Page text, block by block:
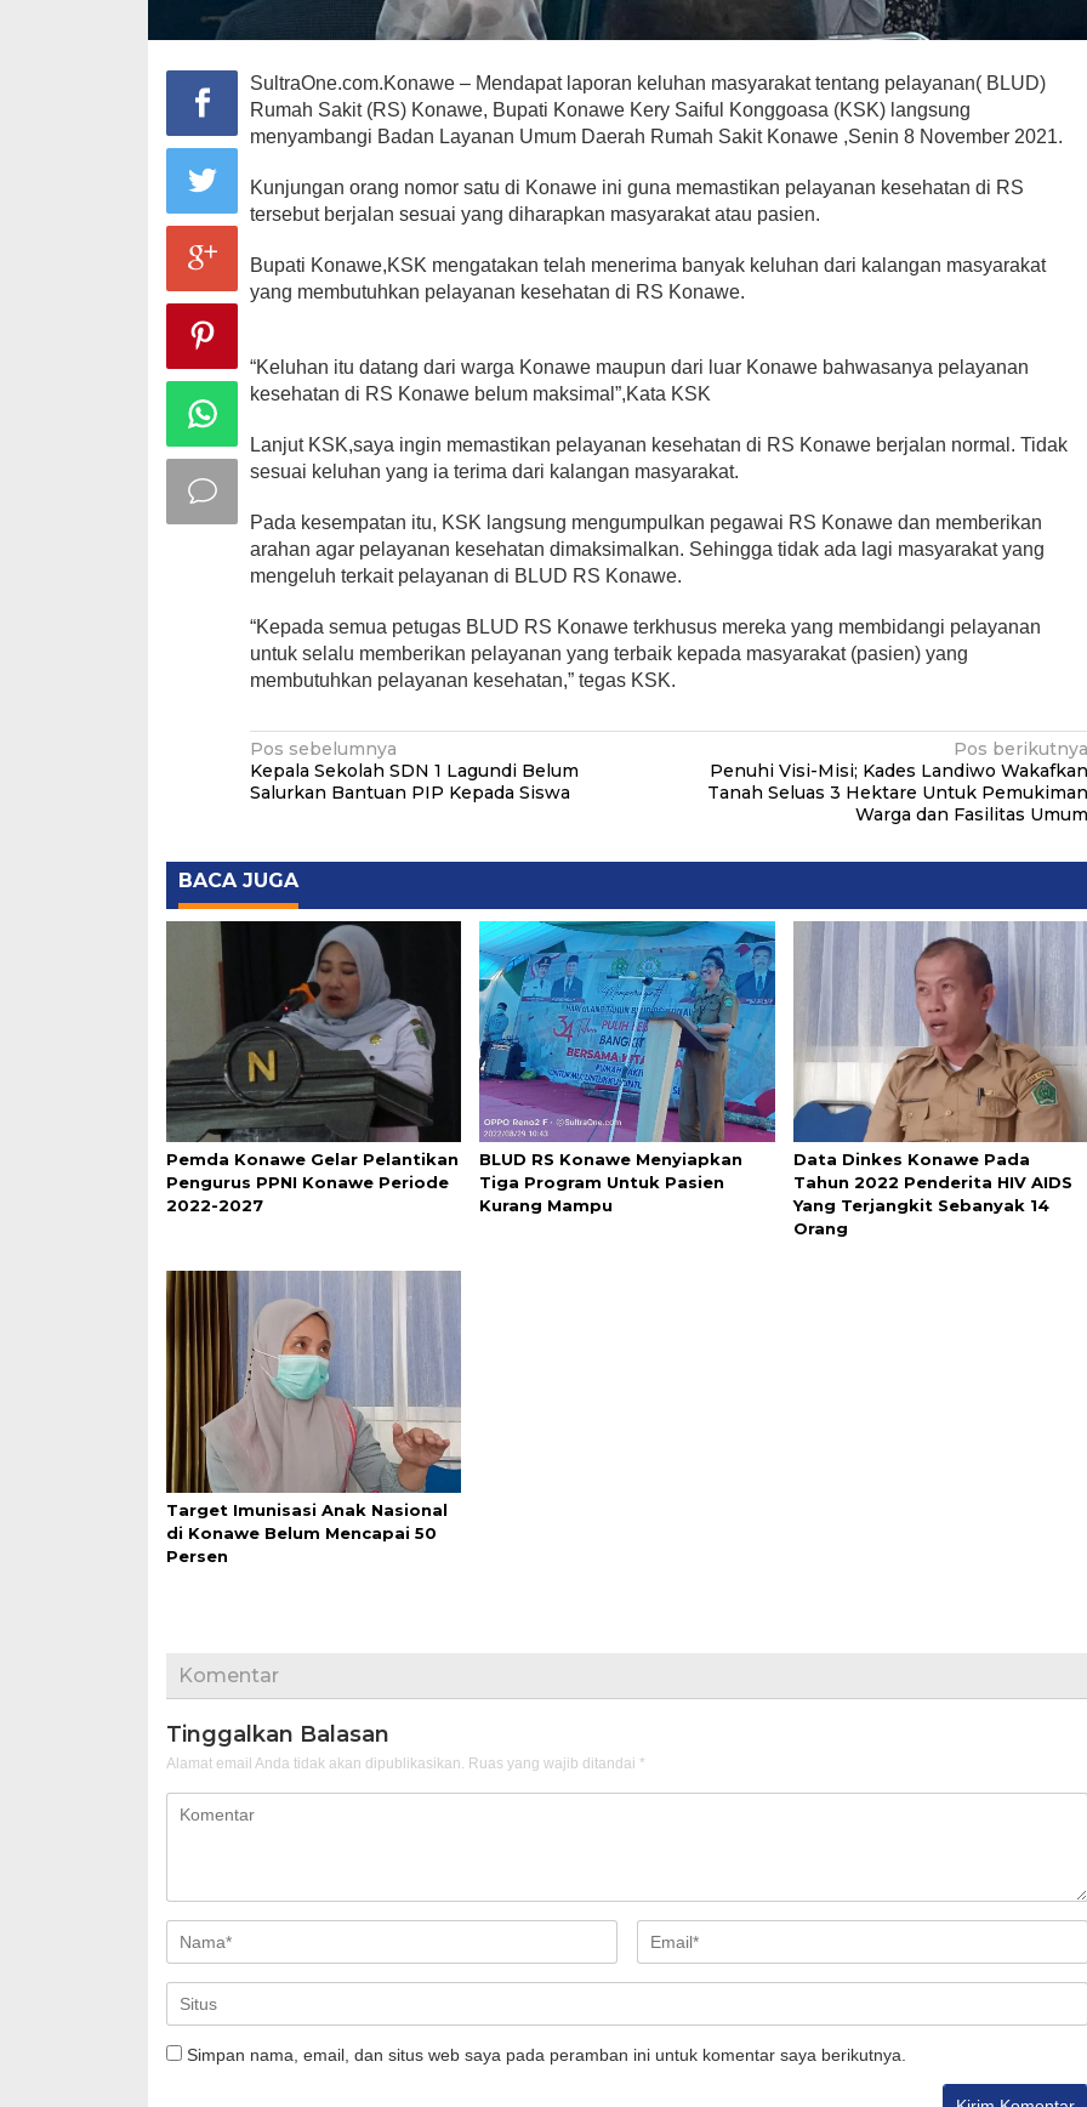
SultraOne.com.Konawe – Mendapat laporan keluhan masyarakat tentang pelayanan( BLUD)
Rumah Sakit (RS) Konawe, Bupati Konawe Kery Saiful Konggoasa (KSK) langsung
menyambangi Badan Layanan Umum Daerah Rumah Sakit Konawe ,Senin 8 November 2021.
Kunjungan orang nomor satu di Konawe ini guna memastikan pelayanan kesehatan di RS
tersebut berjalan sesuai yang diharapkan masyarakat atau pasien.
Bupati Konawe,KSK mengatakan telah menerima banyak keluhan dari kalangan masyarakat
yang membutuhkan pelayanan kesehatan di RS Konawe.
“Keluhan itu datang dari warga Konawe maupun dari luar Konawe bahwasanya pelayanan
kesehatan di RS Konawe belum maksimal”,Kata KSK
Lanjut KSK,saya ingin memastikan pelayanan kesehatan di RS Konawe berjalan normal. Tidak
sesuai keluhan yang ia terima dari kalangan masyarakat.
Pada kesempatan itu, KSK langsung mengumpulkan pegawai RS Konawe dan memberikan
arahan agar pelayanan kesehatan dimaksimalkan. Sehingga tidak ada lagi masyarakat yang
mengeluh terkait pelayanan di BLUD RS Konawe.
“Kepada semua petugas BLUD RS Konawe terkhusus mereka yang membidangi pelayanan
untuk selalu memberikan pelayanan yang terbaik kepada masyarakat (pasien) yang
membutuhkan pelayanan kesehatan,” tegas KSK.
Navigasi
pos
Pos sebelumnya
Kepala Sekolah SDN 1 Lagundi Belum
Salurkan Bantuan PIP Kepada Siswa
Pos berikutnya
Penuhi Visi-Misi; Kades Landiwo Wakafkan
Tanah Seluas 3 Hektare Untuk Pemukiman
Warga dan Fasilitas Umum
BACA JUGA
Pemda Konawe Gelar Pelantikan
Pengurus PPNI Konawe Periode
2022-2027
BLUD RS Konawe Menyiapkan
Tiga Program Untuk Pasien
Kurang Mampu
Data Dinkes Konawe Pada
Tahun 2022 Penderita HIV AIDS
Yang Terjangkit Sebanyak 14
Orang
Target Imunisasi Anak Nasional
di Konawe Belum Mencapai 50
Persen
Komentar
Tinggalkan Balasan
Alamat email Anda tidak akan dipublikasikan. Ruas yang wajib ditandai *
Simpan nama, email, dan situs web saya pada peramban ini untuk komentar saya berikutnya.